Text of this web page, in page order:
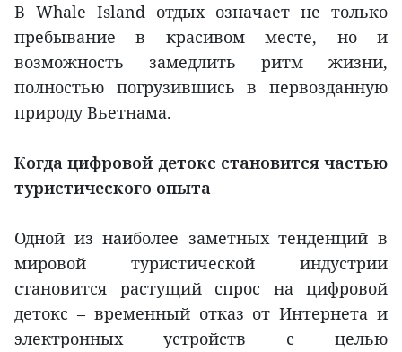
В Whale Island отдых означает не только
пребывание в красивом месте, но и
возможность замедлить ритм жизни,
полностью погрузившись в первозданную
природу Вьетнама.
Когда цифровой детокс становится частью
туристического опыта
Одной из наиболее заметных тенденций в
мировой туристической индустрии
становится растущий спрос на цифровой
детокс – временный отказ от Интернета и
электронных устройств с целью